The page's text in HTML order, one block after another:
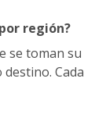
región?
se toman su
Cada